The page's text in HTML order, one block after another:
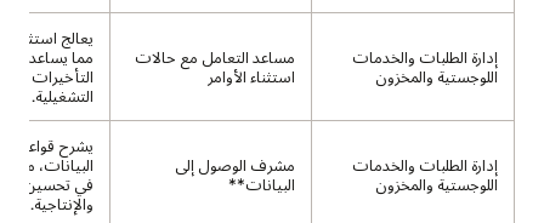
إدارة الطلبات والخدمات
اللوجستية والمخزون
مساعد التعامل مع حالات
استثناء الأوامر
يعالج
مما يساعد
التأخيرات
التشغيلية.
إدارة الطلبات والخدمات
اللوجستية والمخزون
مشرف الوصول إلى
البيانات**
يشرح قواعد
البيانات، مما
في تحسين
والإنتاجية.